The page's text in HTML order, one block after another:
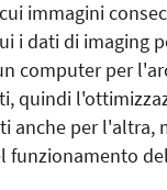
immagini
i dati di imaging
computer per
quindi
anche per l'altra,
funzionamento